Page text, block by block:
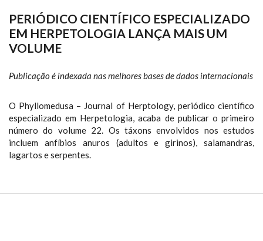
PERIÓDICO CIENTÍFICO ESPECIALIZADO
EM HERPETOLOGIA LANÇA MAIS UM
VOLUME
Publicação é indexada nas melhores bases de dados internacionais
O Phyllomedusa – Journal of Herptology, periódico científico
especializado em Herpetologia, acaba de publicar o primeiro
número do volume 22. Os táxons envolvidos nos estudos
incluem anfíbios anuros (adultos e girinos), salamandras,
lagartos e serpentes.